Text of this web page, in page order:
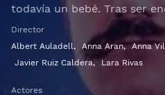
todavía un bebé. Tras ser
Lérida, es adoptado por el
decide llamar al chico Juan
un humano más, al tiempo
controlar sus superpoderes
Director
Albert Auladell, Anna Aran, Anna
Javier Ruiz Caldera, Lara Rivas
Actores